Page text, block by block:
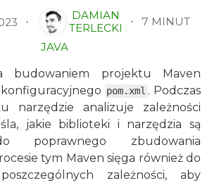
DAMIAN
TERLECKI
7 MINUT
JAVA
budowaniem projektu Maven
pom.xml . Podczas
narzędzie analizuje zależności
jakie biblioteki i narzędzia są
poprawnego zbudowania
tym Maven sięga również do
zależności, aby